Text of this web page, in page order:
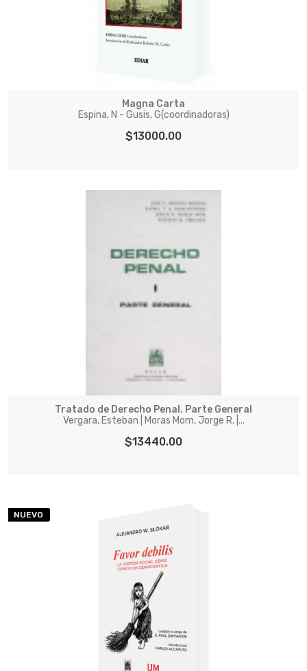
Magna Carta
Espina, N - Gusis, G(coordinadoras)
$13000.00
Tratado de Derecho Penal. Parte General
Vergara, Esteban | Moras Mom, Jorge R. |...
$13440.00
NUEVO